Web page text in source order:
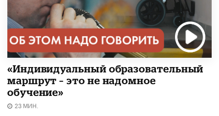
«Индивидуальный образовательный
маршрут – это не надомное
обучение»
23 МИН.